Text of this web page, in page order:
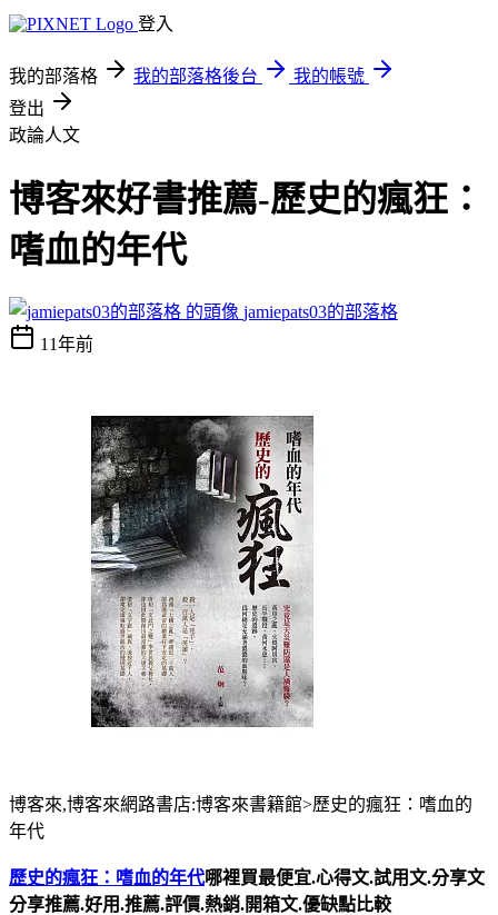
登入
我的部落格 我的部落格後台
我的帳號
登出
政論人文
博客來好書推薦-歷史的瘋狂：
嗜血的年代
jamiepats03的部落格
11年前
博客來,博客來網路書店:博客來書籍館>歷史的瘋狂：嗜血的
年代
歷史的瘋狂：嗜血的年代哪裡買最便宜.心得文.試用文.分享文
分享推薦.好用.推薦.評價.熱銷.開箱文.優缺點比較